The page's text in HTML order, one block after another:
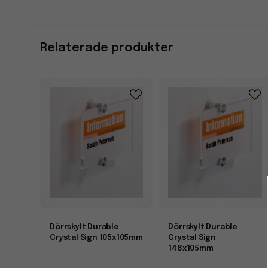
Relaterade produkter
Dörrskylt Durable
Crystal Sign 105x105mm
Dörrskylt Durable
Crystal Sign
148x105mm